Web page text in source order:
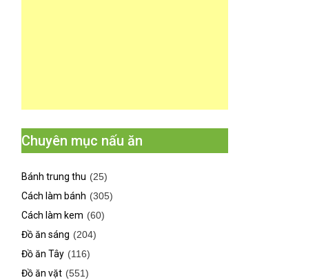
Chuyên mục nấu ăn
Bánh trung thu (25)
Cách làm bánh (305)
Cách làm kem (60)
Đồ ăn sáng (204)
Đồ ăn Tây (116)
Đồ ăn vặt (551)